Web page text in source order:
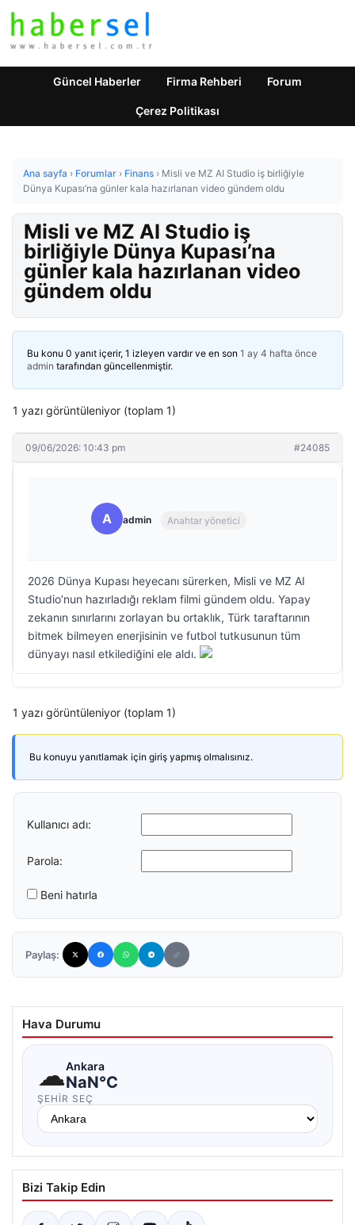
Güncel Haberler Firma Rehberi Forum
Çerez Politikası
Ana sayfa › Forumlar › Finans › Misli ve MZ AI Studio iş birliğiyle
Dünya Kupası’na günler kala hazırlanan video gündem oldu
Misli ve MZ AI Studio iş
birliğiyle Dünya Kupası’na
günler kala hazırlanan video
gündem oldu
Bu konu 0 yanıt içerir, 1 izleyen vardır ve en son 1 ay 4 hafta önce
admin tarafından güncellenmiştir.
1 yazı görüntüleniyor (toplam 1)
09/06/2026: 10:43 pm #24085
A admin Anahtar yönetici
2026 Dünya Kupası heyecanı sürerken, Misli ve MZ AI
Studio’nun hazırladığı reklam filmi gündem oldu. Yapay
zekanın sınırlarını zorlayan bu ortaklık, Türk taraftarının
bitmek bilmeyen enerjisinin ve futbol tutkusunun tüm
dünyayı nasıl etkilediğini ele aldı.
1 yazı görüntüleniyor (toplam 1)
Bu konuyu yanıtlamak için giriş yapmış olmalısınız.
Kullanıcı adı:
Parola:
Beni hatırla
Paylaş:
Hava Durumu
☁Ankara
NaN°C
ŞEHIR SEÇ
Bizi Takip Edin